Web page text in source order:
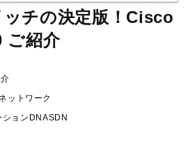
コラボレーション
スキルアップ
チの決定版！Cisco
ご紹介
ネットワーク
ョン DNASDN